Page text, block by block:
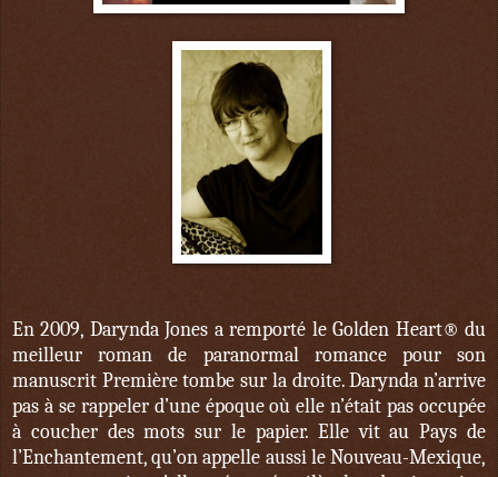
En 2009, Darynda Jones a remporté le Golden Heart® du
meilleur roman de paranormal romance pour son
manuscrit Première tombe sur la droite. Darynda n’arrive
pas à se rappeler d’une époque où elle n’était pas occupée
à coucher des mots sur le papier. Elle vit au Pays de
l’Enchantement, qu’on appelle aussi le Nouveau-Mexique,